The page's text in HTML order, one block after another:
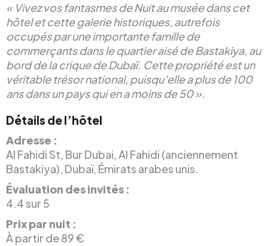
« Vivez vos fantasmes de Nuit au musée dans cet
hôtel et cette galerie historiques, autrefois
occupés par une importante famille de
commerçants dans le quartier aisé de Bastakiya, au
bord de la crique de Dubaï. Cette propriété est un
véritable trésor national, puisqu’elle a plus de 100
ans dans un pays qui en a moins de 50 ».
Détails de l’hôtel
Adresse :
Al Fahidi St, Bur Dubai, Al Fahidi (anciennement
Bastakiya), Dubaï, Émirats arabes unis.
Évaluation des invités :
4.4 sur 5
Prix par nuit :
À partir de 89 €